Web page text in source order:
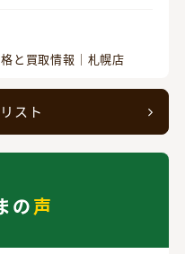
と買取情報｜札幌店
スト
の声